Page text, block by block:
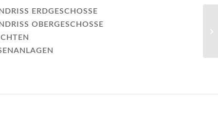
ERDGESCHOSSE
OBERGESCHOSSE